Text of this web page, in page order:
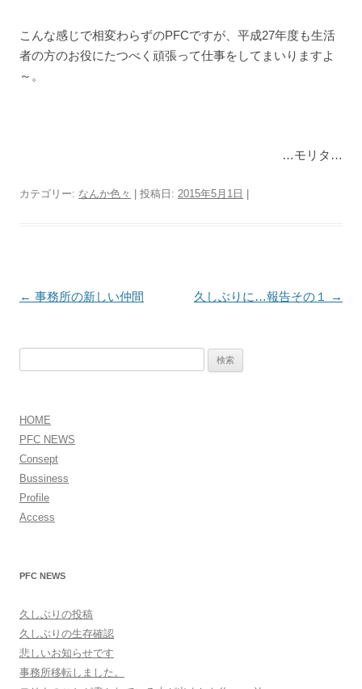
こんな感じで相変わらずのPFCですが、平成27年度も生活
者の方のお役にたつべく頑張って仕事をしてまいりますよ
～。
…モリタ…
カテゴリー: なんか色々 | 投稿日: 2015年5月1日
投
ナ
ビ
ー
シ
ョ
ン
← 事務所の新しい仲間 久しぶりに…報告その１ →
HOME
PFC NEWS
Consept
Bussiness
Profile
Access
PFC NEWS
久しぶりの投稿
久しぶりの生存確認
悲しいお知らせです
事務所移転しました。